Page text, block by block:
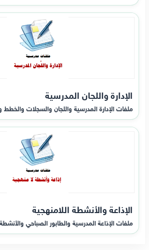
الإدارة واللجان المدرسية
ملفات الإدارة المدرسية واللجان والسجلات والخطط
الإذاعة والأنشطة اللامنهجية
ملفات الإذاعة المدرسية والطابور الصباحي